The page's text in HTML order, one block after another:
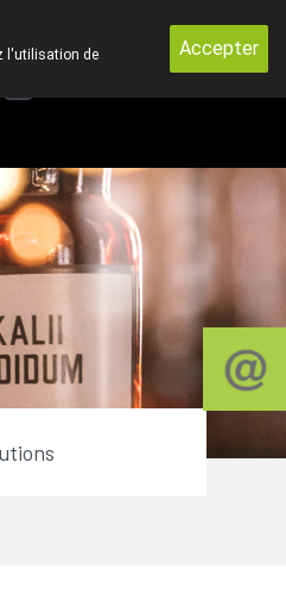
l'utilisation de
Accepter